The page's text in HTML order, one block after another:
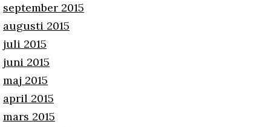
september 2015
augusti 2015
juli 2015
juni 2015
maj 2015
april 2015
mars 2015